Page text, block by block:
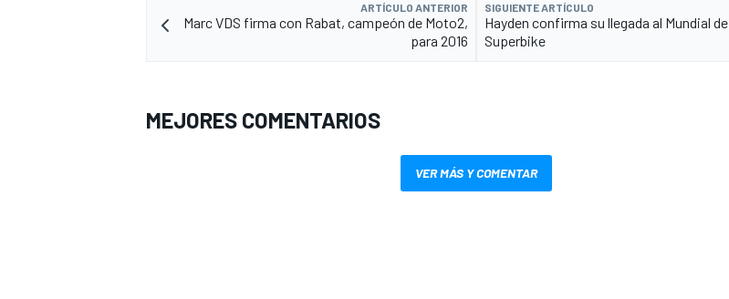
ARTÍCULO ANTERIOR
Marc VDS firma con Rabat, campeón de Moto2,
para 2016
SIGUIENTE ARTÍCULO
Hayden confirma su llegada al Mundial de
Superbike
MEJORES COMENTARIOS
VER MÁS Y COMENTAR